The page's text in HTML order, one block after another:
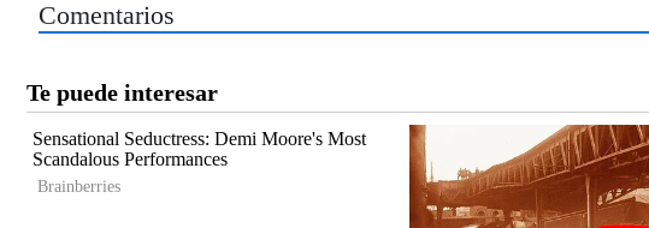
Comentarios